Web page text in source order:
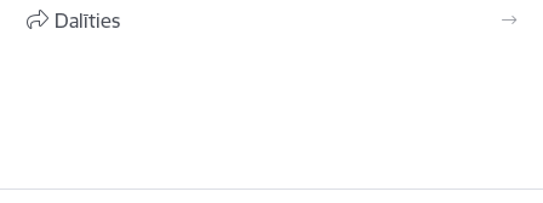
Dalīties